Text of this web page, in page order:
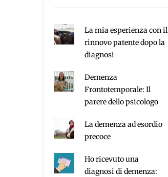
La mia esperienza con il
rinnovo patente dopo la
diagnosi
Demenza
Frontotemporale: Il
parere dello psicologo
La demenza ad esordio
precoce
Ho ricevuto una
diagnosi di demenza: